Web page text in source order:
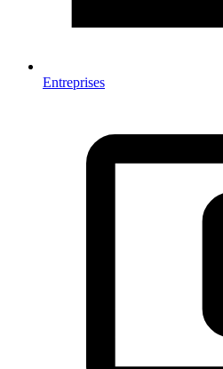
Entreprises